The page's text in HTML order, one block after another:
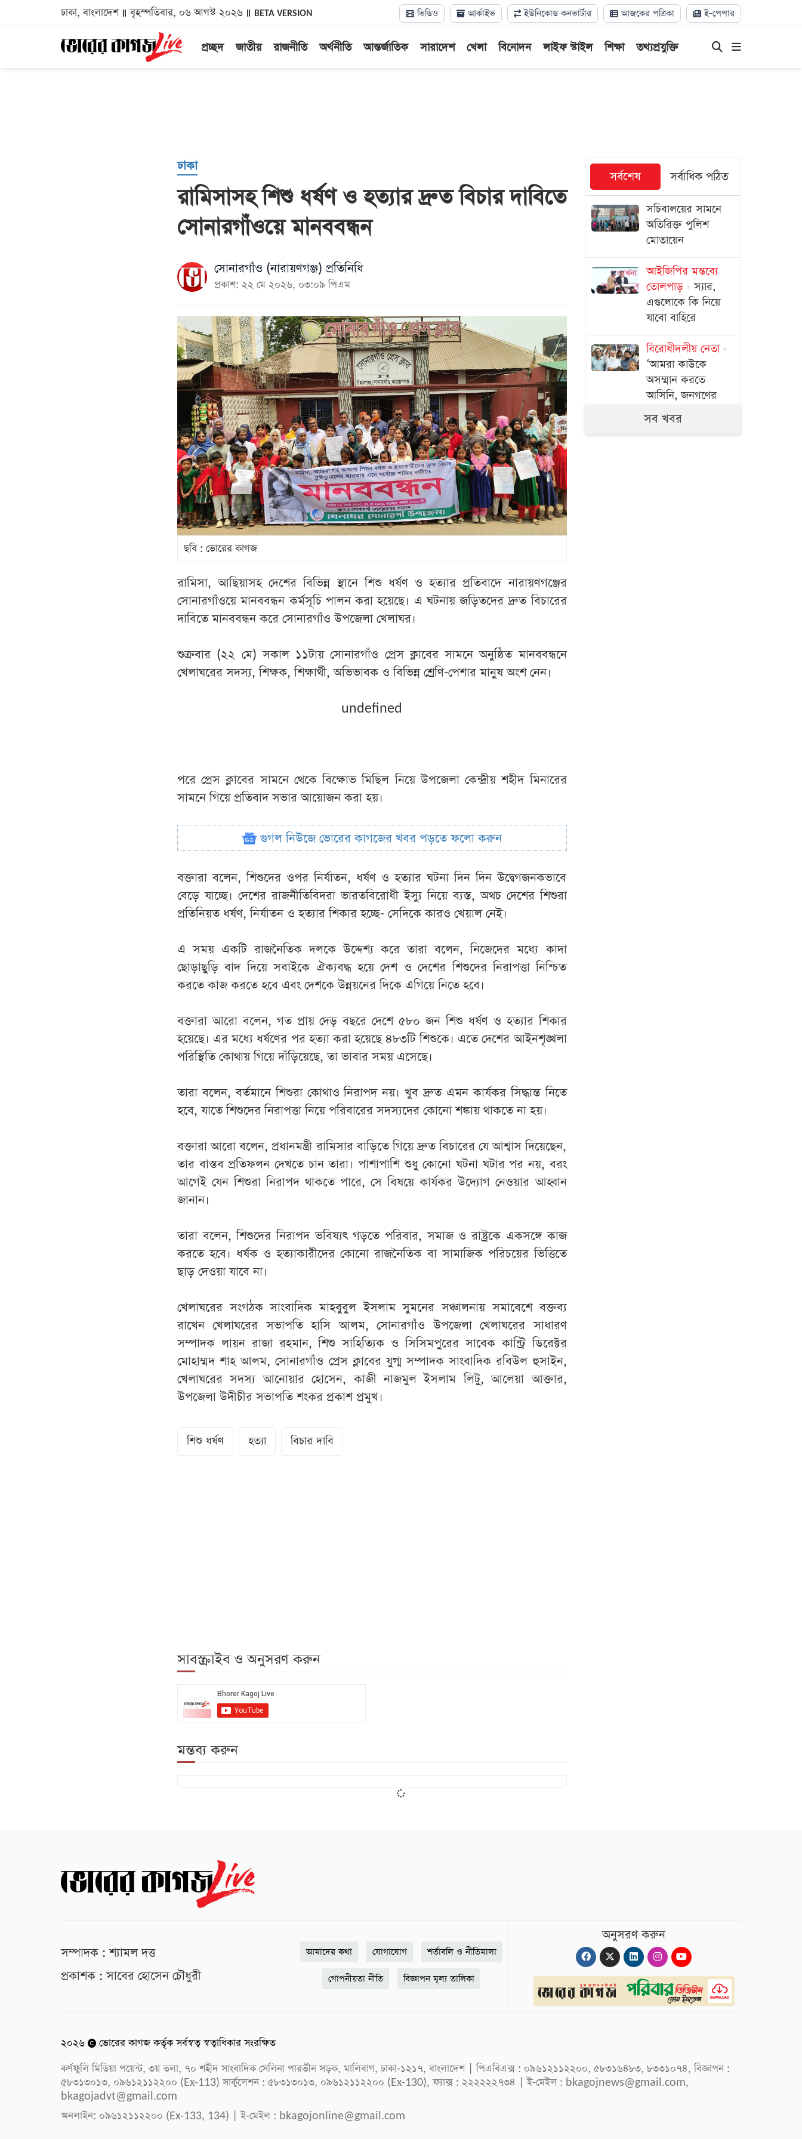
ঢাকা, বাংলাদেশ বৃহস্পতিবার, ০৬ আগস্ট ২০২৬ BETA VERSION ভিডিও আর্কাইভ ইউনিকোড কনভার্টার আজকের পত্রিকা ই-পেপার
প্রচ্ছদ জাতীয় রাজনীতি অর্থনীতি আন্তর্জাতিক সারাদেশ খেলা বিনোদন লাইফ স্টাইল শিক্ষা তথ্যপ্রযুক্তি
ঢাকা
রামিসাসহ শিশু ধর্ষণ ও হত্যার দ্রুত বিচার দাবিতে
সোনারগাঁওয়ে মানববন্ধন
সোনারগাঁও (নারায়ণগঞ্জ) প্রতিনিধি
প্রকাশ: ২২ মে ২০২৬, ০৩:০৯ পিএম
ছবি ‍: ভোরের কাগজ
রামিসা, আছিয়াসহ দেশের বিভিন্ন স্থানে শিশু ধর্ষণ ও হত্যার প্রতিবাদে নারায়ণগঞ্জের
সোনারগাঁওয়ে মানববন্ধন কর্মসূচি পালন করা হয়েছে। এ ঘটনায় জড়িতদের দ্রুত বিচারের
দাবিতে মানববন্ধন করে সোনারগাঁও উপজেলা খেলাঘর।
শুক্রবার (২২ মে) সকাল ১১টায় সোনারগাঁও প্রেস ক্লাবের সামনে অনুষ্ঠিত মানববন্ধনে
খেলাঘরের সদস্য, শিক্ষক, শিক্ষার্থী, অভিভাবক ও বিভিন্ন শ্রেণি-পেশার মানুষ অংশ নেন।
undefined
পরে প্রেস ক্লাবের সামনে থেকে বিক্ষোভ মিছিল নিয়ে উপজেলা কেন্দ্রীয় শহীদ মিনারের
সামনে গিয়ে প্রতিবাদ সভার আয়োজন করা হয়।
গুগল নিউজে ভোরের কাগজের খবর পড়তে ফলো করুন
বক্তারা বলেন, শিশুদের ওপর নির্যাতন, ধর্ষণ ও হত্যার ঘটনা দিন দিন উদ্বেগজনকভাবে
বেড়ে যাচ্ছে। দেশের রাজনীতিবিদরা ভারতবিরোধী ইস্যু নিয়ে ব্যস্ত, অথচ দেশের শিশুরা
প্রতিনিয়ত ধর্ষণ, নির্যাতন ও হত্যার শিকার হচ্ছে- সেদিকে কারও খেয়াল নেই।
এ সময় একটি রাজনৈতিক দলকে উদ্দেশ্য করে তারা বলেন, নিজেদের মধ্যে কাদা
ছোড়াছুড়ি বাদ দিয়ে সবাইকে ঐক্যবদ্ধ হয়ে দেশ ও দেশের শিশুদের নিরাপত্তা নিশ্চিত
করতে কাজ করতে হবে এবং দেশকে উন্নয়নের দিকে এগিয়ে নিতে হবে।
বক্তারা আরো বলেন, গত প্রায় দেড় বছরে দেশে ৫৮০ জন শিশু ধর্ষণ ও হত্যার শিকার
হয়েছে। এর মধ্যে ধর্ষণের পর হত্যা করা হয়েছে ৪৮৩টি শিশুকে। এতে দেশের আইনশৃঙ্খলা
পরিস্থিতি কোথায় গিয়ে দাঁড়িয়েছে, তা ভাবার সময় এসেছে।
তারা বলেন, বর্তমানে শিশুরা কোথাও নিরাপদ নয়। খুব দ্রুত এমন কার্যকর সিদ্ধান্ত নিতে
হবে, যাতে শিশুদের নিরাপত্তা নিয়ে পরিবারের সদস্যদের কোনো শঙ্কায় থাকতে না হয়।
বক্তারা আরো বলেন, প্রধানমন্ত্রী রামিসার বাড়িতে গিয়ে দ্রুত বিচারের যে আশ্বাস দিয়েছেন,
তার বাস্তব প্রতিফলন দেখতে চান তারা। পাশাপাশি শুধু কোনো ঘটনা ঘটার পর নয়, বরং
আগেই যেন শিশুরা নিরাপদ থাকতে পারে, সে বিষয়ে কার্যকর উদ্যোগ নেওয়ার আহ্বান
জানান।
তারা বলেন, শিশুদের নিরাপদ ভবিষ্যৎ গড়তে পরিবার, সমাজ ও রাষ্ট্রকে একসঙ্গে কাজ
করতে হবে। ধর্ষক ও হত্যাকারীদের কোনো রাজনৈতিক বা সামাজিক পরিচয়ের ভিত্তিতে
ছাড় দেওয়া যাবে না।
খেলাঘরের সংগঠক সাংবাদিক মাহবুবুল ইসলাম সুমনের সঞ্চালনায় সমাবেশে বক্তব্য
রাখেন খেলাঘরের সভাপতি হাসি আলম, সোনারগাঁও উপজেলা খেলাঘরের সাধারণ
সম্পাদক লায়ন রাজা রহমান, শিশু সাহিত্যিক ও সিসিমপুরের সাবেক কান্ট্রি ডিরেক্টর
মোহাম্মদ শাহ আলম, সোনারগাঁও প্রেস ক্লাবের যুগ্ম সম্পাদক সাংবাদিক রবিউল হুসাইন,
খেলাঘরের সদস্য আনোয়ার হোসেন, কাজী নাজমুল ইসলাম লিটু, আলেয়া আক্তার,
উপজেলা উদীচীর সভাপতি শংকর প্রকাশ প্রমুখ।
শিশু ধর্ষণ হত্যা বিচার দাবি
সাবস্ক্রাইব ও অনুসরণ করুন
মন্তব্য করুন
সর্বশেষ সর্বাধিক পঠিত
সচিবালয়ের সামনে
অতিরিক্ত পুলিশ
মোতায়েন
আইজিপির মন্তব্যে
তোলপাড়
স্যার,
এগুলোকে কি নিয়ে
যাবো বাহিরে
বিরোধীদলীয় নেতা
‘আমরা কাউকে
অসম্মান করতে
আসিনি, জনগণের
দাবি নিয়ে এসেছি’
সব খবর
সম্পাদক : শ্যামল দত্ত
প্রকাশক : সাবের হোসেন চৌধুরী
আমাদের কথা যোগাযোগ শর্তাবলি ও নীতিমালা
গোপনীয়তা নীতি বিজ্ঞাপন মূল্য তালিকা
অনুসরণ করুন
২০২৬
ভোরের কাগজ কর্তৃক সর্বস্বত্ব স্বত্বাধিকার সংরক্ষিত
কর্ণফুলি মিডিয়া পয়েন্ট, ৩য় তলা, ৭০ শহীদ সাংবাদিক সেলিনা পারভীন সড়ক, মালিবাগ, ঢাকা-১২১৭, বাংলাদেশ | পিএবিএক্স : ০৯৬১২১১২২০০, ৫৮৩১৬৪৮৩, ৮৩৩১০৭৪, বিজ্ঞাপন :
৫৮৩১৩০১৩, ০৯৬১২১১২২০০ (Ex-113) সার্কুলেশন : ৫৮৩১৩০১৩, ০৯৬১২১১২২০০ (Ex-130), ফ্যাক্স : ২২২২২২৭৩৪ | ই-মেইল : bkagojnews@gmail.com,
bkagojadvt@gmail.com
অনলাইন: ০৯৬১২১১২২০০ (Ex-133, 134) | ই-মেইল : bkagojonline@gmail.com